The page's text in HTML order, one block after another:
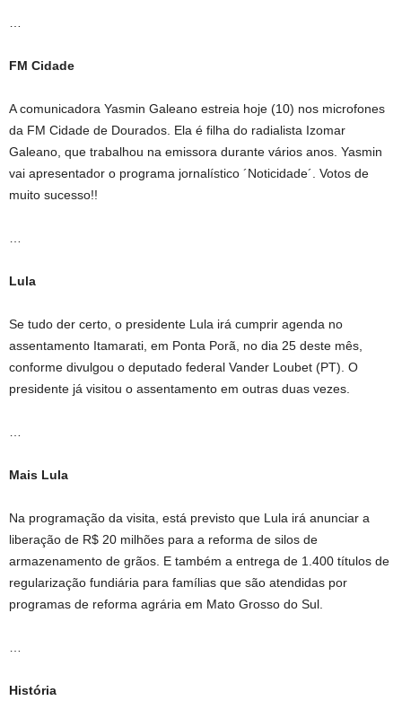
…
FM Cidade
A comunicadora Yasmin Galeano estreia hoje (10) nos microfones
da FM Cidade de Dourados. Ela é filha do radialista Izomar
Galeano, que trabalhou na emissora durante vários anos. Yasmin
vai apresentador o programa jornalístico ´Noticidade´. Votos de
muito sucesso!!
…
Lula
Se tudo der certo, o presidente Lula irá cumprir agenda no
assentamento Itamarati, em Ponta Porã, no dia 25 deste mês,
conforme divulgou o deputado federal Vander Loubet (PT). O
presidente já visitou o assentamento em outras duas vezes.
…
Mais Lula
Na programação da visita, está previsto que Lula irá anunciar a
liberação de R$ 20 milhões para a reforma de silos de
armazenamento de grãos. E também a entrega de 1.400 títulos de
regularização fundiária para famílias que são atendidas por
programas de reforma agrária em Mato Grosso do Sul.
…
História